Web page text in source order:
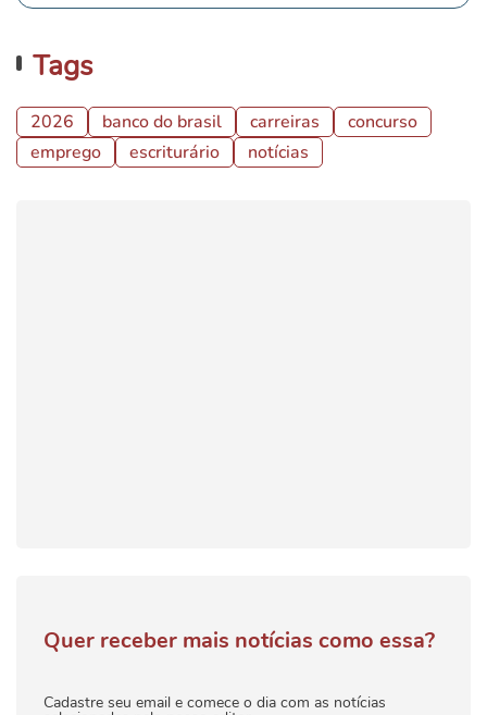
Tags
2026 banco do brasil carreiras
concurso
emprego
escriturário notícias
Quer receber mais notícias como essa?
Cadastre seu email e comece o dia com as notícias